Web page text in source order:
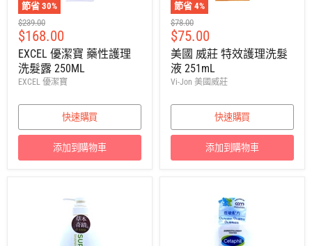
節省 30%
建
議
零
售
價
$239.00
售
價
$168.00
EXCEL 優潔寶 藥性護理
洗髮露 250ML
EXCEL 優潔寶
快速購買
添加到購物車
節省 4%
建
議
零
售
價
$78.00
售
價
$75.00
美國 威莊 特效護理洗髮
液 251mL
Vi-Jon 美國威莊
快速購買
添加到購物車